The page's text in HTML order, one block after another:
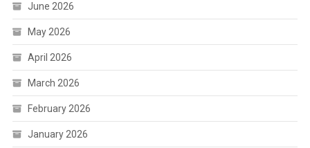
June 2026
May 2026
April 2026
March 2026
February 2026
January 2026